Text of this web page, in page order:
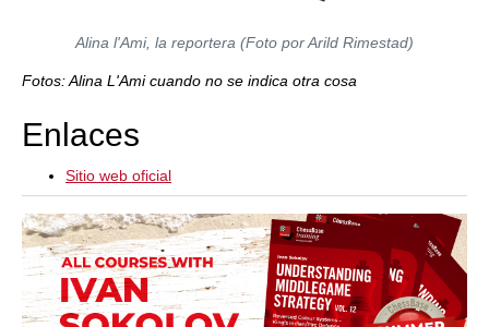
Alina l'Ami, la reportera (Foto por Arild Rimestad)
Fotos: Alina L'Ami cuando no se indica otra cosa
Enlaces
Sitio web oficial